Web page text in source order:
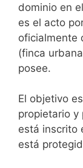
dominio en
es el acto
oficialmente
(finca
posee.
El objetivo
propietario y
está inscrito
está